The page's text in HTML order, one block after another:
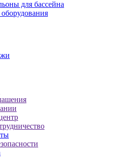
для бассейна